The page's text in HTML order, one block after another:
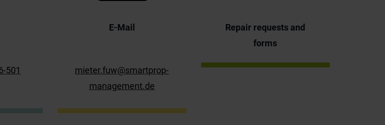
501
E-Mail
mieter.fuw@smartprop-
management.de
Repair requests and
forms